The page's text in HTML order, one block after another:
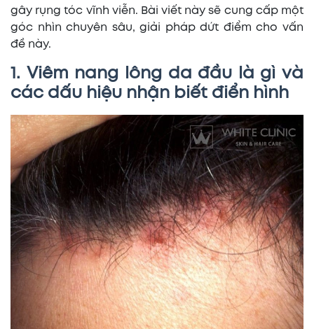
gây rụng tóc vĩnh viễn. Bài viết này sẽ cung cấp một
góc nhìn chuyên sâu, giải pháp dứt điểm cho vấn
đề này.
1. Viêm nang lông da đầu là gì và
các dấu hiệu nhận biết điển hình